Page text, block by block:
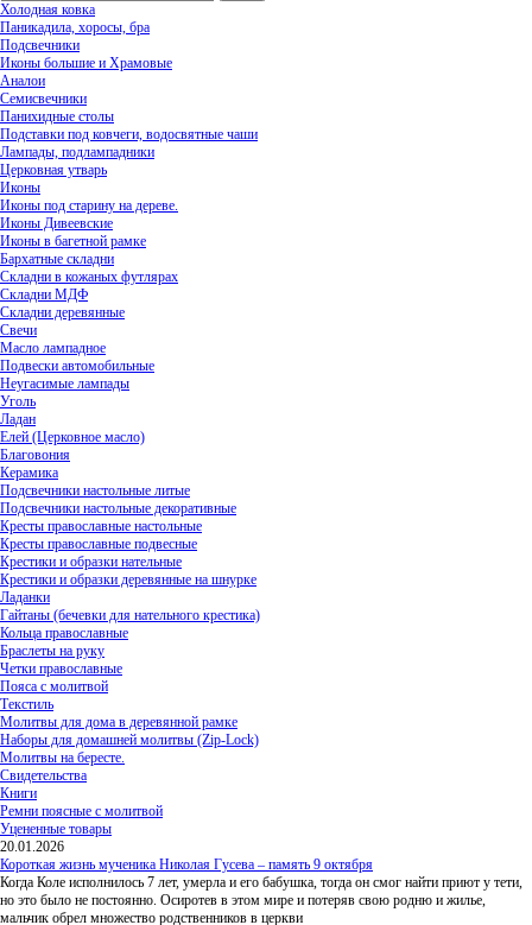
Холодная ковка
Паникадила, хоросы, бра
Подсвечники
Иконы большие и Храмовые
Аналои
Семисвечники
Панихидные столы
Подставки под ковчеги, водосвятные чаши
Лампады, подлампадники
Церковная утварь
Иконы
Иконы под старину на дереве.
Иконы Дивеевские
Иконы в багетной рамке
Бархатные складни
Складни в кожаных футлярах
Складни МДФ
Складни деревянные
Свечи
Масло лампадное
Подвески автомобильные
Неугасимые лампады
Уголь
Ладан
Елей (Церковное масло)
Благовония
Керамика
Подсвечники настольные литые
Подсвечники настольные декоративные
Кресты православные настольные
Кресты православные подвесные
Крестики и образки нательные
Крестики и образки деревянные на шнурке
Ладанки
Гайтаны (бечевки для нательного крестика)
Кольца православные
Браслеты на руку
Четки православные
Пояса с молитвой
Текстиль
Молитвы для дома в деревянной рамке
Наборы для домашней молитвы (Zip-Lock)
Молитвы на бересте.
Свидетельства
Книги
Ремни поясные с молитвой
Уцененные товары
20.01.2026
Короткая жизнь мученика Николая Гусева – память 9 октября
Когда Коле исполнилось 7 лет, умерла и его бабушка, тогда он смог найти приют у тети,
но это было не постоянно. Осиротев в этом мире и потеряв свою родню и жилье,
мальчик обрел множество родственников в церкви